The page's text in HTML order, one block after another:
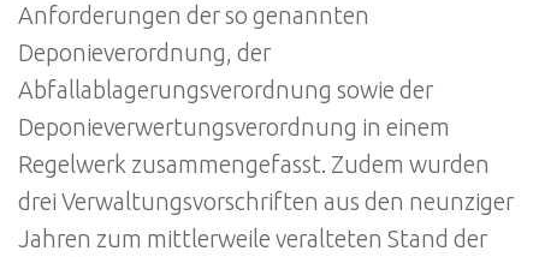
Anforderungen der so genannten
Deponieverordnung, der
Abfallablagerungsverordnung sowie der
Deponieverwertungsverordnung in einem
Regelwerk zusammengefasst. Zudem wurden
drei Verwaltungsvorschriften aus den neunziger
Jahren zum mittlerweile veralteten Stand der